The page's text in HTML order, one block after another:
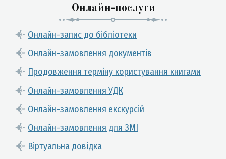
Онлайн-послуги
Онлайн-запис до бібліотеки
Онлайн-замовлення документів
Продовження терміну користування книгами
Онлайн-замовлення УДК
Онлайн-замовлення екскурсій
Онлайн-замовлення для ЗМІ
Віртуальна довідка